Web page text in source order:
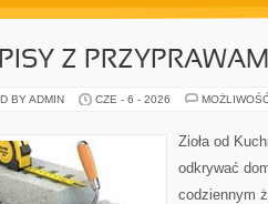
Z PRZYPRAWAMI
BY ADMIN CZE - 6 - 2026
Zioła od
odkrywać
codziennym